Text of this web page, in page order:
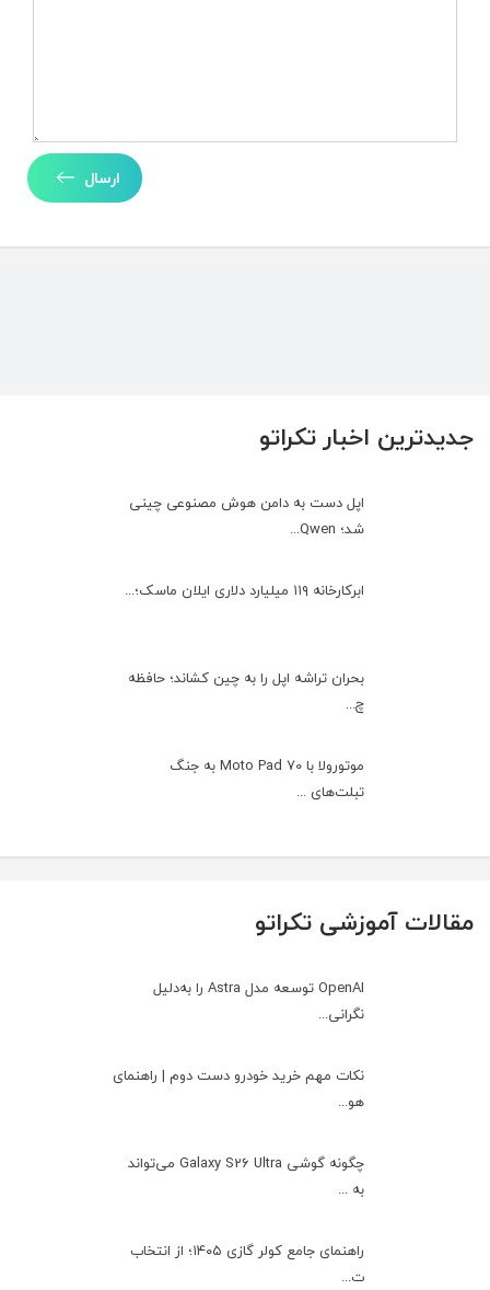
جدیدترین اخبار تکراتو
اپل دست به دامن هوش مصنوعی چینی
شد؛ Qwen...
ابرکارخانه ۱۱۹ میلیارد دلاری ایلان ماسک؛...
بحران تراشه اپل را به چین کشاند؛ حافظه
چ...
موتورولا با Moto Pad 70 به جنگ
تبلت‌های ...
ارسال
مقالات آموزشی تکراتو
OpenAI توسعه مدل Astra را به‌دلیل
نگرانی...
نکات مهم خرید خودرو دست دوم | راهنمای
هو...
چگونه گوشی Galaxy S26 Ultra می‌تواند
به ...
راهنمای جامع کولر گازی ۱۴۰۵؛ از انتخاب
ت...